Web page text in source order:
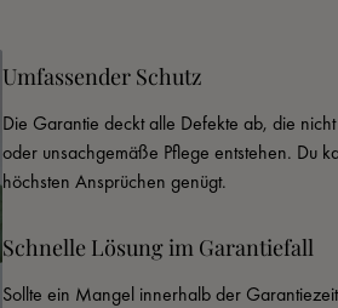
Umfassender Schutz
Die Garantie deckt alle Defekte ab, die
oder unsachgemäße Pflege entstehen. Du
höchsten Ansprüchen genügt.
Schnelle Lösung im Garantiefall
Sollte ein Mangel innerhalb der